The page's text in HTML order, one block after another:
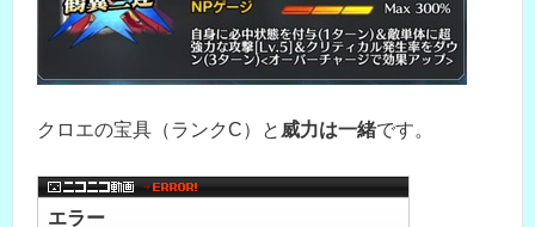
クロエの宝具（ランクC）と 威力は一緒です。